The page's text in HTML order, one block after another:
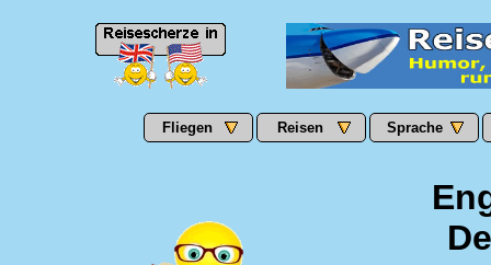
Fliegen Reisen Sprache